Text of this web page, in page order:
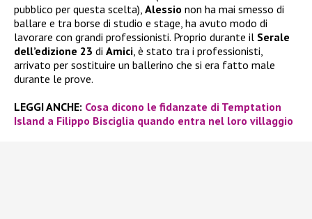
pubblico per questa scelta), Alessio non ha mai smesso di
ballare e tra borse di studio e stage, ha avuto modo di
lavorare con grandi professionisti. Proprio durante il Serale
dell’edizione 23 di Amici , è stato tra i professionisti,
arrivato per sostituire un ballerino che si era fatto male
durante le prove.
LEGGI ANCHE: Cosa dicono le fidanzate di Temptation
Island a Filippo Bisciglia quando entra nel loro villaggio